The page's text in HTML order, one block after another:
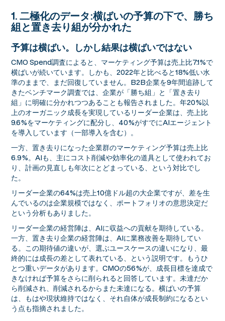
1. 二極化のデータ:横ばいの予算の下で、勝ち
組と置き去り組が分かれた
予算は横ばい。しかし結果は横ばいではない
CMO Spend調査によると、マーケティング予算は売上比7.1%で
横ばいが続いています。しかも、2022年と比べると18%低い水
準のままで、まだ回復していません。B2B企業を9年間追跡して
きたベンチマーク調査では、企業が「勝ち組」と「置き去り
組」に明確に分かれつつあることも報告されました。年20%以
上のオーガニック成長を実現しているリーダー企業は、売上比
9.6%をマーケティングに配分し、40%がすでにAIエージェント
を導入しています（一部導入を含む）。
一方、置き去りになった企業群のマーケティング予算は売上比
6.9%。AIも、主にコスト削減や効率化の道具として使われてお
り、計画の見直しも年次にとどまっている、という対比でし
た。
リーダー企業の64%は売上10億ドル超の大企業ですが、差を生
んでいるのは企業規模ではなく、ポートフォリオの意思決定だ
という分析もありました。
リーダー企業の経営陣は、AIに収益への貢献を期待している。
一方、置き去り企業の経営陣は、AIに業務改善を期待してい
る。この期待値の違いが、選ぶユースケースの違いになり、最
終的には成長の差として表れている、という説明です。もうひ
とつ重いデータがあります。CMOの56%が、成長目標を達成で
きなければ予算をさらに削られると回答しています。未達だか
ら削減され、削減されるからまた未達になる。横ばいの予算
は、もはや現状維持ではなく、それ自体が成長制約になるとい
う点も指摘されました。